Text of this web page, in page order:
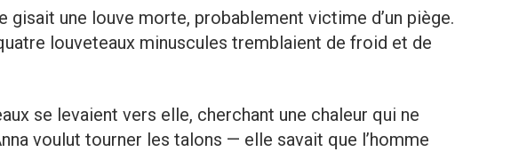
gisait une louve morte, probablement victime d’un piège.
louveteaux minuscules tremblaient de froid et de
se levaient vers elle, cherchant une chaleur qui ne
voulut tourner les talons — elle savait que l’homme